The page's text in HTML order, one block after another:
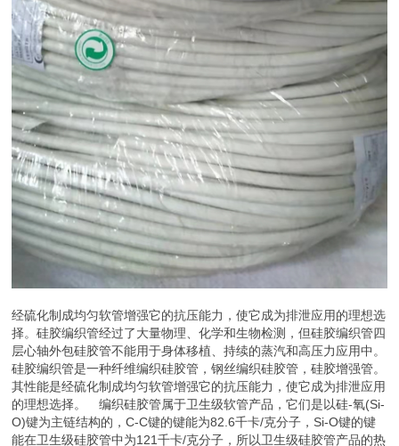
经硫化制成均匀软管增强它的抗压能力，使它成为排泄应用的理想选
择。硅胶编织管经过了大量物理、化学和生物检测，但硅胶编织管四
层心轴外包硅胶管不能用于身体移植、持续的蒸汽和高压力应用中。
硅胶编织管是一种纤维编织硅胶管，钢丝编织硅胶管，硅胶增强管。
其性能是经硫化制成均匀软管增强它的抗压能力，使它成为排泄应用
的理想选择。 编织硅胶管属于卫生级软管产品，它们是以硅-氧(Si-
O)键为主链结构的，C-C键的键能为82.6千卡/克分子，Si-O键的键
能在卫生级硅胶管中为121千卡/克分子，所以卫生级硅胶管产品的热
稳定性高，高温下(或照射)分子的化学键不断裂、不分解。